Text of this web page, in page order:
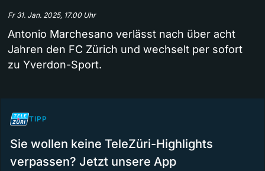
Fr 31. Jan. 2025, 17.00 Uhr
Antonio Marchesano verlässt nach über acht
Jahren den FC Zürich und wechselt per sofort
zu Yverdon-Sport.
TIPP
Sie wollen keine TeleZüri-Highlights
verpassen? Jetzt unsere App